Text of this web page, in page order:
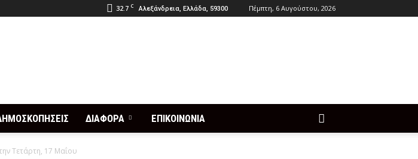
32.7 C Αλεξάνδρεια, Ελλάδα, 59300 Πέμπτη, 6 Αυγούστου, 2026
ΔΙΑΦΟΡΑ ΕΠΙΚΟΙΝΩΝΙΑ
Τετάρτη, 17 Μαΐου